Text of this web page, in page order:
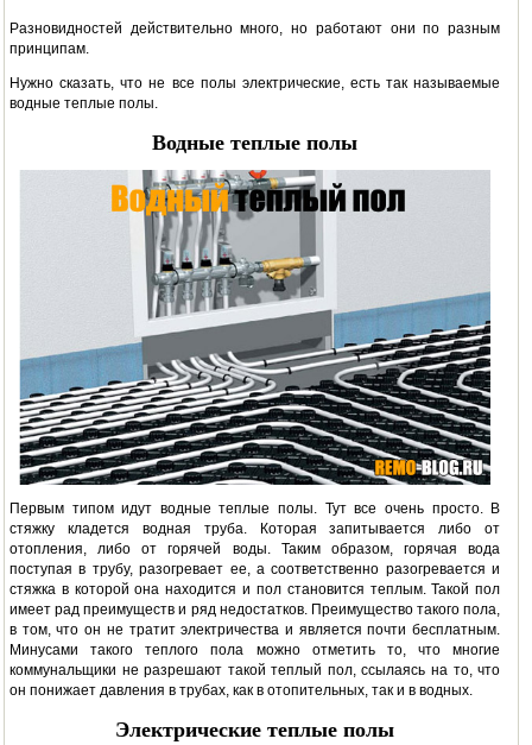
Разновидностей действительно много, но работают они по разным
принципам.
Нужно сказать, что не все полы электрические, есть так называемые
водные теплые полы.
Водные теплые полы
Первым типом идут водные теплые полы. Тут все очень просто. В
стяжку кладется водная труба. Которая запитывается либо от
отопления, либо от горячей воды. Таким образом, горячая вода
поступая в трубу, разогревает ее, а соответственно разогревается и
стяжка в которой она находится и пол становится теплым. Такой пол
имеет рад преимуществ и ряд недостатков. Преимущество такого пола,
в том, что он не тратит электричества и является почти бесплатным.
Минусами такого теплого пола можно отметить то, что многие
коммунальщики не разрешают такой теплый пол, ссылаясь на то, что
он понижает давления в трубах, как в отопительных, так и в водных.
Электрические теплые полы